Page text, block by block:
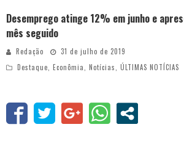
Desemprego atinge 12% em junho e
mês seguido
Redação
31 de julho de 2019
Destaque, Econômia, Notícias, ÚLTIMAS NOTÍCIAS